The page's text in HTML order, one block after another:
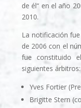
de él“ en el año
2010.
La notificación
de 2006 con el
fue constituido
siguientes árbitros:
Yves Fortier
Brigitte Stern